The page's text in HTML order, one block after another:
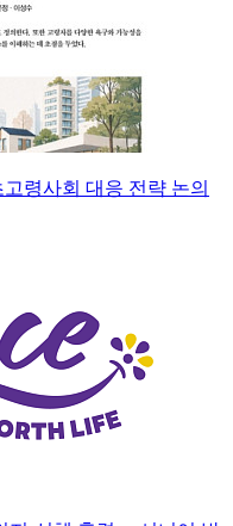
령사회 대응 전략 논의